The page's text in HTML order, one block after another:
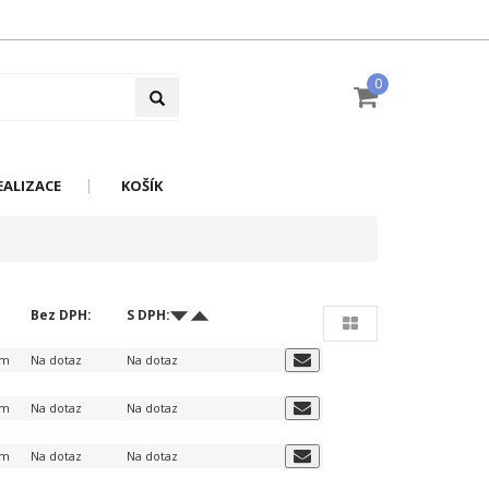
0
KOŠÍK
Bez DPH: S DPH:
Na dotaz Na dotaz
Na dotaz Na dotaz
Na dotaz Na dotaz